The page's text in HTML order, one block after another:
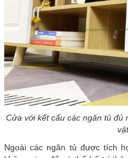
Cửa với kết cấu các ngăn tủ đủ
Ngoài các ngăn tủ được tích